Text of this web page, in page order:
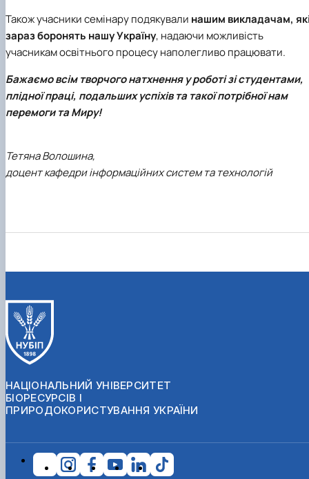
Також учасники семінару подякували нашим викладачам,
зараз боронять нашу Україну, надаючи можливість
учасникам освітнього процесу наполегливо працювати.
Бажаємо всім творчого натхнення у роботі зі студентами,
плідної праці, подальших успіхів та такої потрібної нам
перемоги та Миру!
Тетяна Волошина,
доцент кафедри інформаційних систем та технологій
НАЦІОНАЛЬНИЙ УНІВЕРСИТЕТ
БІОРЕСУРСІВ І
ПРИРОДОКОРИСТУВАННЯ УКРАЇНИ